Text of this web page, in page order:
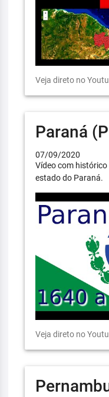
Veja direto no
Paraná
07/09/2020
Vídeo com
estado do Paraná.
Veja direto no